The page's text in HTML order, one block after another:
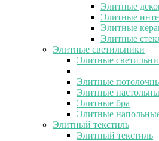
Элитные
Элитные
Элитные
Элитные
Элитные светильники
Элитные
Элитные
Элитные
Элитные бра
Элитные
Элитный текстиль
Элитный текстиль